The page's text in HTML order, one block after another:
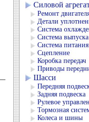
Силовой
Ремонт
Детали
Система
Система выпуска
Система питания
Сцепление
Коробка передач
Приводы
Шасси
Передняя
Задняя подвеска
Рулевое
Тормозная
Колеса и шины